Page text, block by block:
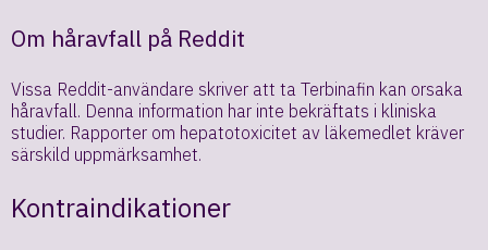
Om håravfall på Reddit
Vissa Reddit-användare skriver att ta Terbinafin kan orsaka
håravfall. Denna information har inte bekräftats i kliniska
studier. Rapporter om hepatotoxicitet av läkemedlet kräver
särskild uppmärksamhet.
Kontraindikationer